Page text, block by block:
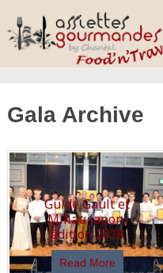
Gala Archive
Guide Gault et
Millau Japon,
édition 2018
Read More